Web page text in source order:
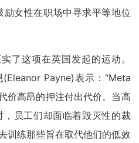
女性在职场中寻求平等地位
了这项在英国发起的运动。
(Eleanor Payne)表示：“Meta
价高昂的押注付出代价。当高
员工们却面临着毁灭性的裁
训练那些旨在取代他们的低效